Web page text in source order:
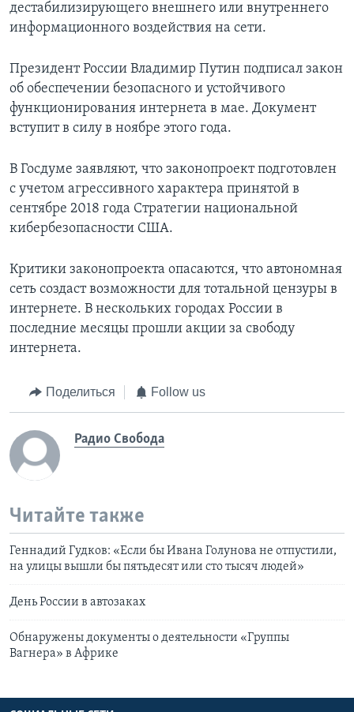
дестабилизирующего внешнего или внутреннего
информационного воздействия на сети.
Президент России Владимир Путин подписал закон
об обеспечении безопасного и устойчивого
функционирования интернета в мае. Документ
вступит в силу в ноябре этого года.
В Госдуме заявляют, что законопроект подготовлен
с учетом агрессивного характера принятой в
сентябре 2018 года Стратегии национальной
кибербезопасности США.
Критики законопроекта опасаются, что автономная
сеть создаст возможности для тотальной цензуры в
интернете. В нескольких городах России в
последние месяцы прошли акции за свободу
интернета.
Поделиться Follow us
Радио Свобода
Читайте также
Геннадий Гудков: «Если бы Ивана Голунова не отпустили,
на улицы вышли бы пятьдесят или сто тысяч людей»
День России в автозаках
Обнаружены документы о деятельности «Группы
Вагнера» в Африке